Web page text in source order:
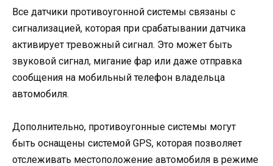
Все датчики противоугонной системы связаны с
сигнализацией, которая при срабатывании датчика
активирует тревожный сигнал. Это может быть
звуковой сигнал, мигание фар или даже отправка
сообщения на мобильный телефон владельца
автомобиля.
Дополнительно, противоугонные системы могут
быть оснащены системой GPS, которая позволяет
отслеживать местоположение автомобиля в режиме